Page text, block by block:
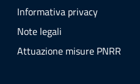
Informativa privacy
Note legali
Attuazione misure PNRR